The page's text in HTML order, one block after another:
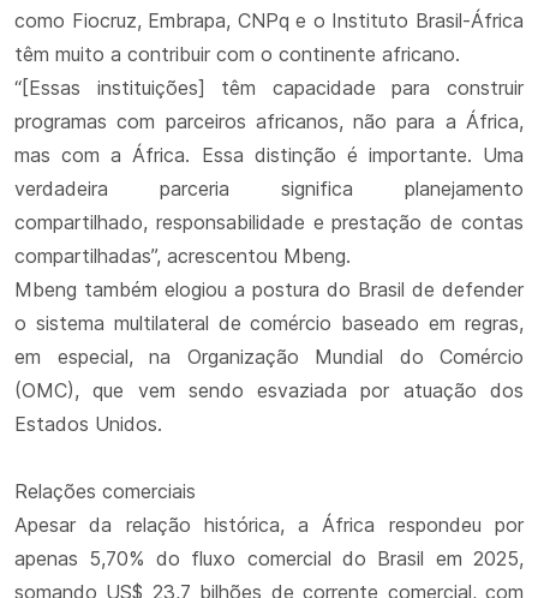
como Fiocruz, Embrapa, CNPq e o Instituto Brasil-África
têm muito a contribuir com o continente africano.
“[Essas instituições] têm capacidade para construir
programas com parceiros africanos, não para a África,
mas com a África. Essa distinção é importante. Uma
verdadeira parceria significa planejamento
compartilhado, responsabilidade e prestação de contas
compartilhadas”, acrescentou Mbeng.
Mbeng também elogiou a postura do Brasil de defender
o sistema multilateral de comércio baseado em regras,
em especial, na Organização Mundial do Comércio
(OMC), que vem sendo esvaziada por atuação dos
Estados Unidos.
Relações comerciais
Apesar da relação histórica, a África respondeu por
apenas 5,70% do fluxo comercial do Brasil em 2025,
somando US$ 23,7 bilhões de corrente comercial, com